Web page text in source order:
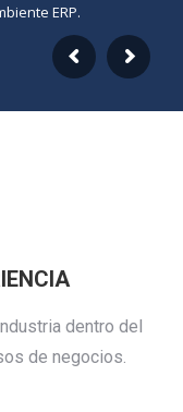
ERP.
dentro del
de negocios.